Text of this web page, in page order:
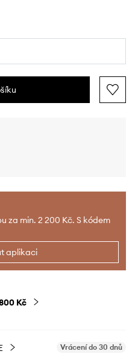
za min. 2 200 Kč. S kódem
aplikaci
Kč
Vrácení do 30 dnů